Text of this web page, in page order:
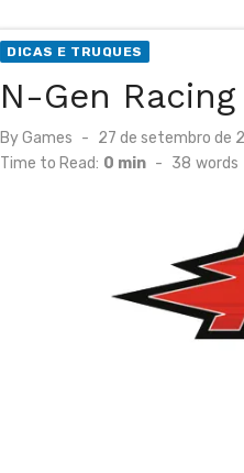
DICAS E TRUQUES
N-Gen Racing
ByGames
Posted
on
27 de setembro de
Time to Read: 0 min - 38 words